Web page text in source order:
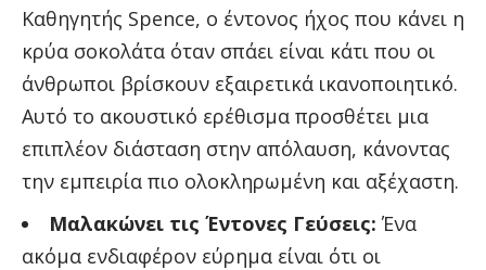
Καθηγητής Spence, ο έντονος ήχος που κάνει η
κρύα σοκολάτα όταν σπάει είναι κάτι που οι
άνθρωποι βρίσκουν εξαιρετικά ικανοποιητικό.
Αυτό το ακουστικό ερέθισμα προσθέτει μια
επιπλέον διάσταση στην απόλαυση, κάνοντας
την εμπειρία πιο ολοκληρωμένη και αξέχαστη.
Μαλακώνει τις Έντονες Γεύσεις: Ένα
ακόμα ενδιαφέρον εύρημα είναι ότι οι